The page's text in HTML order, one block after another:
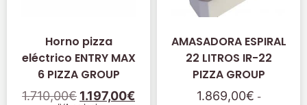
Horno pizza
eléctrico ENTRY MAX
6 PIZZA GROUP
1.710,00€ 1.197,00€
AMASADORA ESPIRAL
22 LITROS IR-22
PIZZA GROUP
1.869,00€ -